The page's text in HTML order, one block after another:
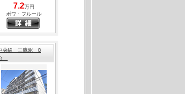
ルコニー付き☆
7.2万円
ボワ・フルール
央線 三鷹駅 8